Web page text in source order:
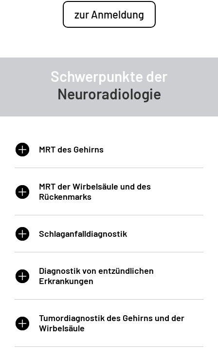
zur Anmeldung
Schwerpunkte der
Neuroradiologie
MRT des Gehirns
MRT der Wirbelsäule und des
Rückenmarks
Schlaganfalldiagnostik
Diagnostik von entzündlichen
Erkrankungen
Tumordiagnostik des Gehirns und der
Wirbelsäule